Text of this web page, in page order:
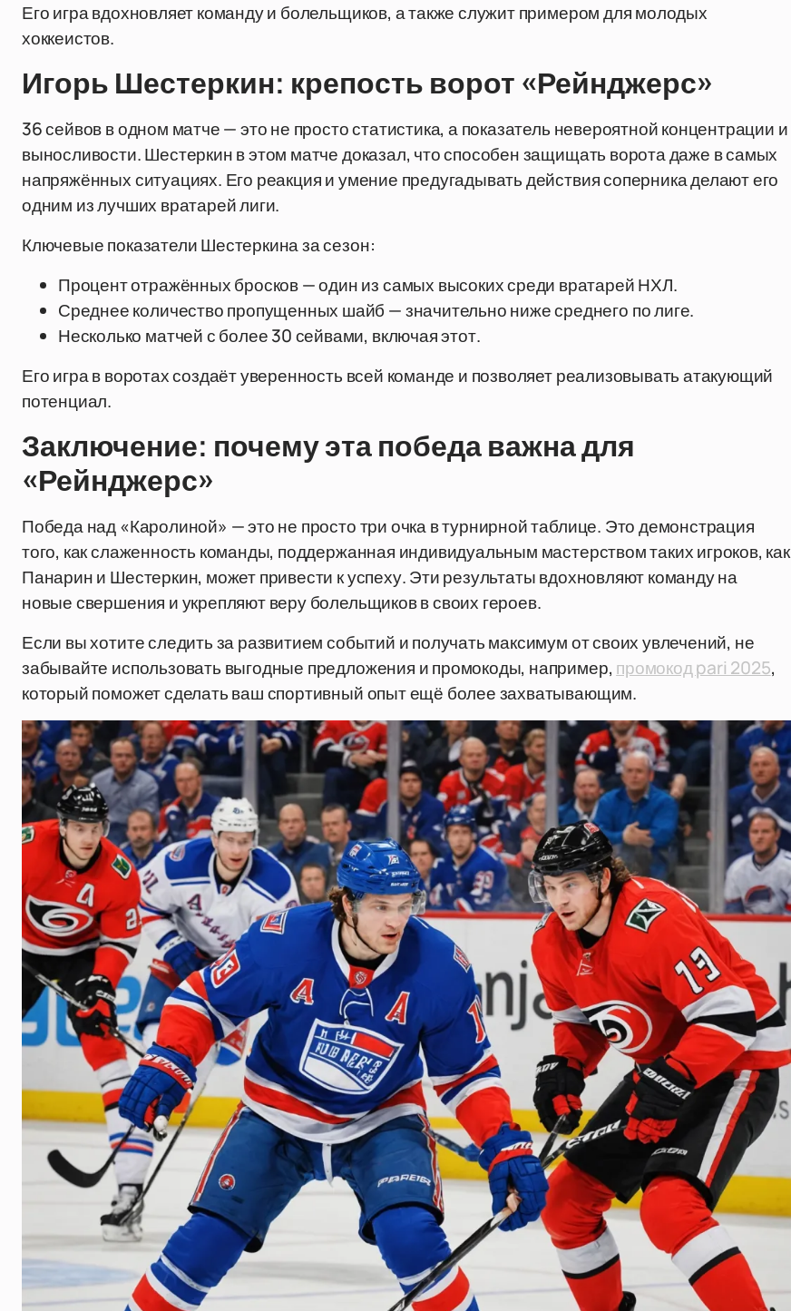
Его игра вдохновляет команду и болельщиков, а также служит примером для молодых
хоккеистов.
Игорь Шестеркин: крепость ворот «Рейнджерс»
36 сейвов в одном матче — это не просто статистика, а показатель невероятной концентрации и
выносливости. Шестеркин в этом матче доказал, что способен защищать ворота даже в самых
напряжённых ситуациях. Его реакция и умение предугадывать действия соперника делают его
одним из лучших вратарей лиги.
Ключевые показатели Шестеркина за сезон:
Процент отражённых бросков — один из самых высоких среди вратарей НХЛ.
Среднее количество пропущенных шайб — значительно ниже среднего по лиге.
Несколько матчей с более 30 сейвами, включая этот.
Его игра в воротах создаёт уверенность всей команде и позволяет реализовывать атакующий
потенциал.
Заключение: почему эта победа важна для
«Рейнджерс»
Победа над «Каролиной» — это не просто три очка в турнирной таблице. Это демонстрация
того, как слаженность команды, поддержанная индивидуальным мастерством таких игроков, как
Панарин и Шестеркин, может привести к успеху. Эти результаты вдохновляют команду на
новые свершения и укрепляют веру болельщиков в своих героев.
Если вы хотите следить за развитием событий и получать максимум от своих увлечений, не
забывайте использовать выгодные предложения и промокоды, например, промокод pari 2025,
который поможет сделать ваш спортивный опыт ещё более захватывающим.